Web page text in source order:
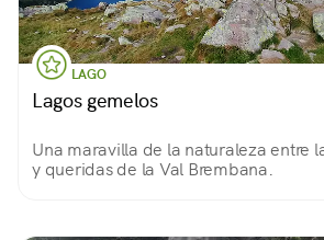
LAGO
Lagos gemelos
Una maravilla de la naturaleza entre
y queridas de la Val Brembana.